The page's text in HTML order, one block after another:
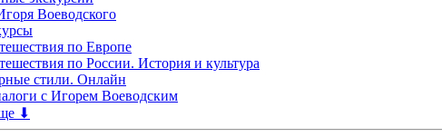
Воеводского
по Европе
по России. История и культура
стили. Онлайн
с Игорем Воеводским
⬇